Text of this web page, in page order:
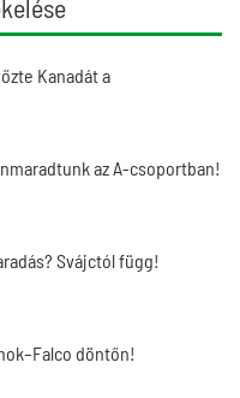
Kanadát a
az A-csoportban!
Svájctól függ!
döntőn!